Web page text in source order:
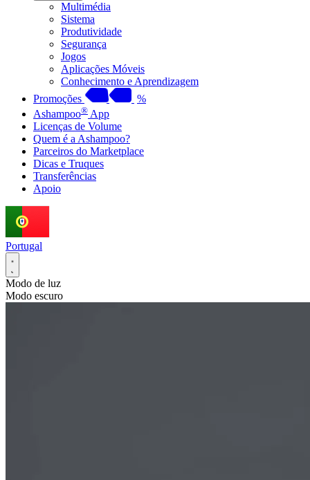
Multimédia
Sistema
Produtividade
Segurança
Jogos
Aplicações Móveis
Conhecimento e Aprendizagem
Promoções
%
Ashampoo® App
Licenças de Volume
Quem é a Ashampoo?
Parceiros do Marketplace
Dicas e Truques
Transferências
Apoio
Portugal
Modo de luz
Modo escuro